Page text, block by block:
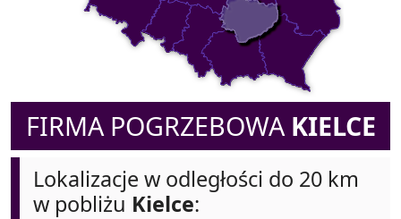
FIRMA POGRZEBOWA KIELCE
Lokalizacje w odległości do 20 km
w pobliżu Kielce: